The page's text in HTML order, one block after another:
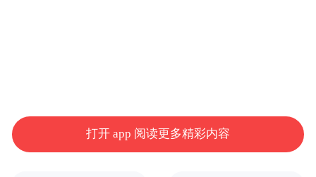
实现从数据到知识的增值运行，进而反哺智
慧决策就变得更加重要，这样企业方能达到
打开 app 阅读更多精彩内容